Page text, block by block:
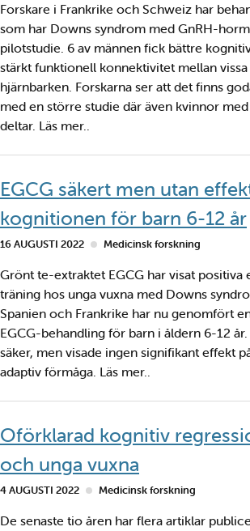
Forskare i Frankrike och Schweiz har
som har Downs syndrom med GnRH-
pilotstudie. 6 av männen fick bättre
stärkt funktionell konnektivitet mellan
hjärnbarken. Forskarna ser att det finns
med en större studie där även kvinnor
deltar. Läs mer..
EGCG säkert men utan
kognitionen för barn 6-12 år
16 AUGUSTI 2022 Medicinsk forskning
Grönt te-extraktet EGCG har visat positiva
träning hos unga vuxna med Downs
Spanien och Frankrike har nu genomfört
EGCG-behandling för barn i åldern 6-12
säker, men visade ingen signifikant effekt
adaptiv förmåga. Läs mer..
Oförklarad kognitiv
och unga vuxna
4 AUGUSTI 2022 Medicinsk forskning
De senaste tio åren har flera artiklar